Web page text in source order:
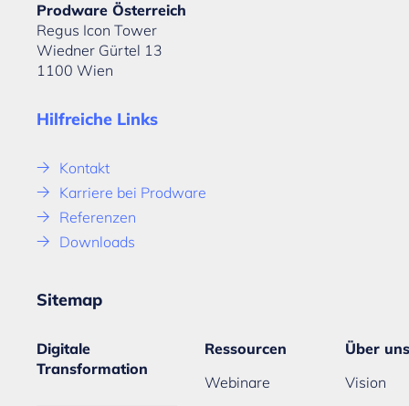
Prodware Österreich
Regus Icon Tower
Wiedner Gürtel 13
1100 Wien
Hilfreiche Links
Kontakt
Karriere bei Prodware
Referenzen
Downloads
Sitemap
Digitale
Transformation
Ressourcen
Webinare
Über uns
Vision